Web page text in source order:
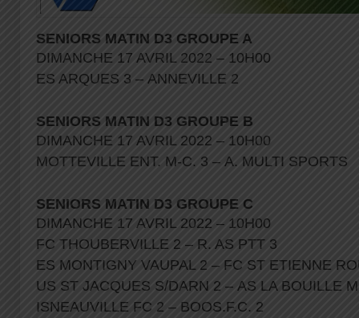
SENIORS MATIN D3 GROUPE A
DIMANCHE 17 AVRIL 2022 – 10H00
ES ARQUES 3 – ANNEVILLE 2
SENIORS MATIN D3 GROUPE B
DIMANCHE 17 AVRIL 2022 – 10H00
MOTTEVILLE ENT. M-C. 3 – A. MULTI SPORTS
SENIORS MATIN D3 GROUPE C
DIMANCHE 17 AVRIL 2022 – 10H00
FC THOUBERVILLE 2 – R. AS PTT 3
ES MONTIGNY VAUPAL 2 – FC ST ETIENNE
US ST JACQUES S/DARN 2 – AS LA BOUILLE
ISNEAUVILLE FC 2 – BOOS.F.C. 2